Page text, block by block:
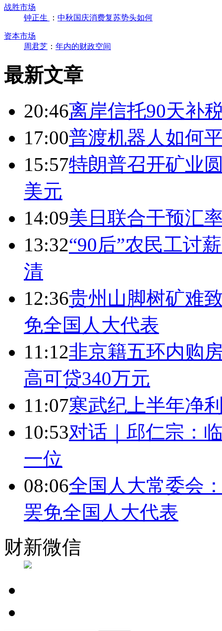
战胜市场
钟正生
： 中秋国庆消费复苏势头如何
资本市场
周君芝 ： 年内的财政空间
最新文章
20:46离岸信托90天补
17:00普渡机器人如何
15:57特朗普召开矿业
美元
14:09美日联合干预汇
13:32“90后”农民工讨
清
12:36贵州山脚树矿难
免全国人大代表
11:12非京籍五环内购
高可贷340万元
11:07寒武纪上半年净
10:53对话｜邱仁宗：
一位
08:06全国人大常委会
罢免全国人大代表
财新微信